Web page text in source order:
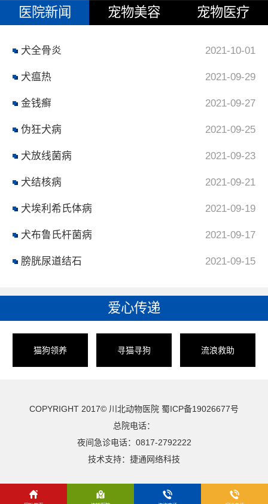
医院新闻 宠物美容 宠物医疗
2021-10-01
犬全骨炎
2021-09-29
犬瘟热
2021-09-27
金钱癣
2021-09-25
伪狂犬病
2021-09-23
犬放线菌病
2021-09-21
犬结核病
2021-09-19
犬埃利希氏体病
2021-09-17
犬布鲁氏杆菌病
2021-09-15
膀胱尿道结石
爱心传递
猫狗领养 寻猫寻狗 流浪救助
COPYRIGHT 2017© 川北动物医院 蜀ICP备19026677号
总院电话：
夜间急诊电话：0817-2792222
技术支持： 捷通网络科技